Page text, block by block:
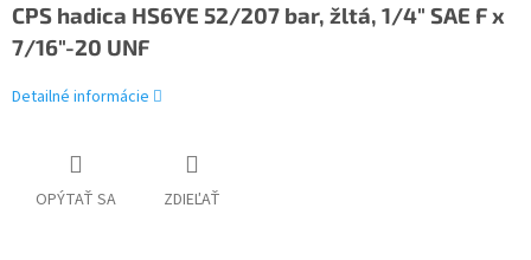
CPS hadica HS6YE 52/207 bar, žltá, 1/4" SAE F x
7/16"-20 UNF
Detailné informácie
OPÝTAŤ SA ZDIEĽAŤ